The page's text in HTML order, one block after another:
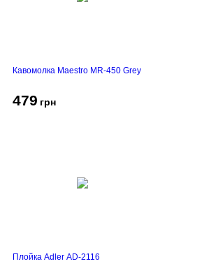
Кавомолка Maestro MR-450 Grey
479 грн
Плойка Adler AD-2116